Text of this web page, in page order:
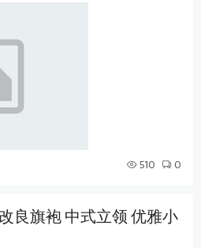
510 0
良旗袍 中式立领 优雅小